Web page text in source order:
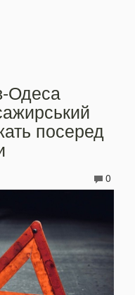
Одеса
посеред
0